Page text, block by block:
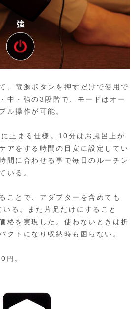
、電源ボタンを押すだけで使用で
中・強の3段階で、モードはオー
ル操作が可能。
止まる仕様。10分はお風呂上が
アをする時間の目安に設定してい
間に合わせる事で毎日のルーチン
いる。
ことで、アダプターを含めても
る。また片足だけにすること
格を実現した。使わないときは折
クトになり収納時も困らない。
円。